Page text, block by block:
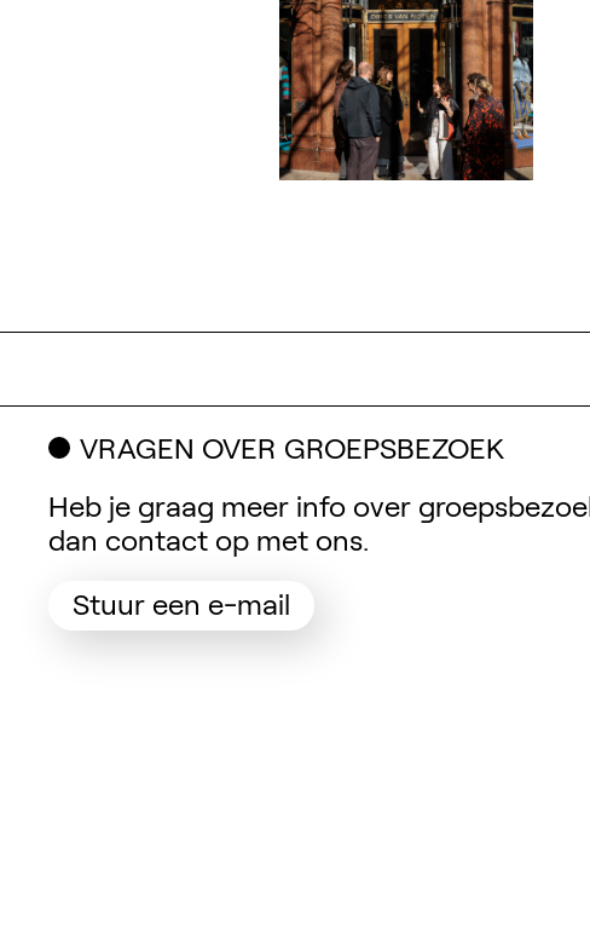
VRAGEN OVER GROEPSBEZOEK
Heb je graag meer info over
dan contact op met ons.
Stuur een e-mail